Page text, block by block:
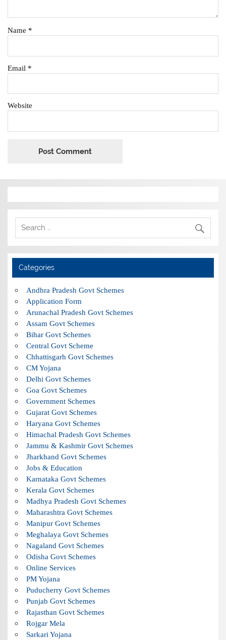
Name *
Email *
Website
Categories
Andhra Pradesh Govt Schemes
Application Form
Arunachal Pradesh Govt Schemes
Assam Govt Schemes
Bihar Govt Schemes
Central Govt Scheme
Chhattisgarh Govt Schemes
CM Yojana
Delhi Govt Schemes
Goa Govt Schemes
Government Schemes
Gujarat Govt Schemes
Haryana Govt Schemes
Himachal Pradesh Govt Schemes
Jammu & Kashmir Govt Schemes
Jharkhand Govt Schemes
Jobs & Education
Karnataka Govt Schemes
Kerala Govt Schemes
Madhya Pradesh Govt Schemes
Maharashtra Govt Schemes
Manipur Govt Schemes
Meghalaya Govt Schemes
Nagaland Govt Schemes
Odisha Govt Schemes
Online Services
PM Yojana
Puducherry Govt Schemes
Punjab Govt Schemes
Rajasthan Govt Schemes
Rojgar Mela
Sarkari Yojana